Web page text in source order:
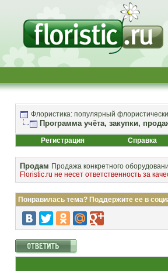
Флористика: популярный
Программа учёта, закупки,
Регистрация Справка
Продам Продажа конкретного
Floristic.ru не несет ответственность за
Понравилась тема? Поддержите ее в